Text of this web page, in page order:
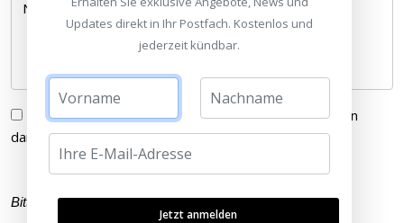
Nachricht *
Ich habe dieDatenschutzerklärunggelesen und bin
damit einverstanden.
Bitte füllen Sie alle Pflichtfelder (*) aus
Updates direkt in Ihr Postfach. Kostenlos und
jederzeit kündbar.
Jetzt anmelden